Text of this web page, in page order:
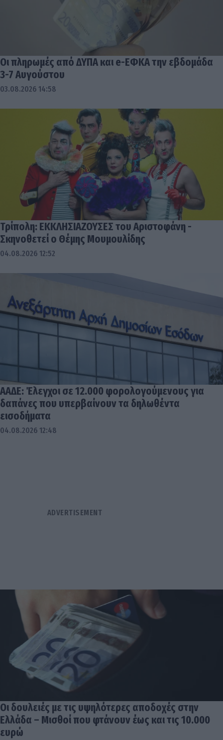
Οι πληρωμές από ΔΥΠΑ και e-ΕΦΚΑ την εβδομάδα
3-7 Αυγούστου
03.08.2026 14:58
Τρίπολη: ΕΚΚΛΗΣΙΑΖΟΥΣΕΣ του Αριστοφάνη -
Σκηνοθετεί ο Θέμης Μουμουλίδης
04.08.2026 12:52
ΑΑΔΕ: Έλεγχοι σε 12.000 φορολογούμενους για
δαπάνες που υπερβαίνουν τα δηλωθέντα
εισοδήματα
04.08.2026 12:48
Οι δουλειές με τις υψηλότερες αποδοχές στην
Ελλάδα – Μισθοί που φτάνουν έως και τις 10.000
ευρώ